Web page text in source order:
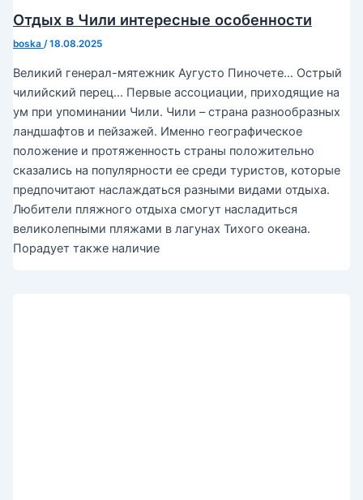
Отдых в Чили интересные особенности
boska /18.08.2025
Великий генерал-мятежник Аугусто Пиночете… Острый
чилийский перец… Первые ассоциации, приходящие на
ум при упоминании Чили. Чили – страна разнообразных
ландшафтов и пейзажей. Именно географическое
положение и протяженность страны положительно
сказались на популярности ее среди туристов, которые
предпочитают наслаждаться разными видами отдыха.
Любители пляжного отдыха смогут насладиться
великолепными пляжами в лагунах Тихого океана.
Порадует также наличие